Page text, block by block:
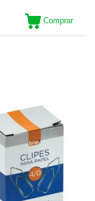
Comprar